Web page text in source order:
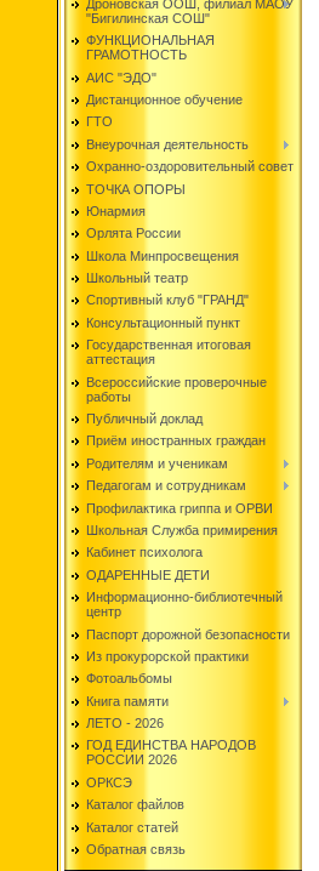
Дроновская ООШ, филиал МАОУ
"Бигилинская СОШ"
ФУНКЦИОНАЛЬНАЯ
ГРАМОТНОСТЬ
АИС "ЭДО"
Дистанционное обучение
ГТО
Внеурочная деятельность
Охранно-оздоровительный совет
ТОЧКА ОПОРЫ
Юнармия
Орлята России
Школа Минпросвещения
Школьный театр
Спортивный клуб "ГРАНД"
Консультационный пункт
Государственная итоговая
аттестация
Всероссийские проверочные
работы
Публичный доклад
Приём иностранных граждан
Родителям и ученикам
Педагогам и сотрудникам
Профилактика гриппа и ОРВИ
Школьная Служба примирения
Кабинет психолога
ОДАРЕННЫЕ ДЕТИ
Информационно-библиотечный
центр
Паспорт дорожной безопасности
Из прокурорской практики
Фотоальбомы
Книга памяти
ЛЕТО - 2026
ГОД ЕДИНСТВА НАРОДОВ
РОССИИ 2026
ОРКСЭ
Каталог файлов
Каталог статей
Обратная связь